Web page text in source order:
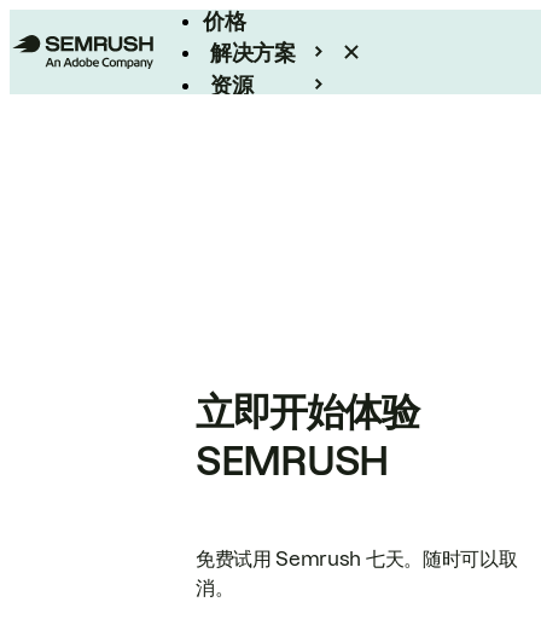
价格
解决方案
资源
立即开始体验
SEMRUSH
免费试用 Semrush 七天。随时可以取
消。